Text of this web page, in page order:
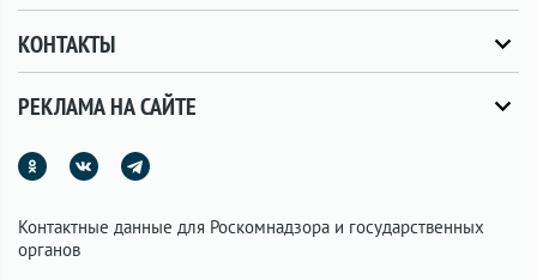
КОНТАКТЫ
РЕКЛАМА НА САЙТЕ
Контактные данные для Роскомнадзора и государственных
органов